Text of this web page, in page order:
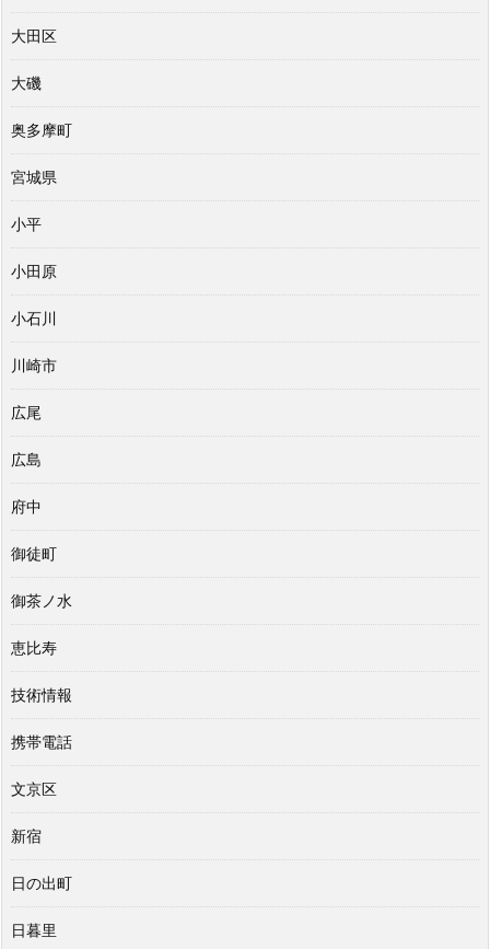
大田区
大磯
奥多摩町
宮城県
小平
小田原
小石川
川崎市
広尾
広島
府中
御徒町
御茶ノ水
恵比寿
技術情報
携帯電話
文京区
新宿
日の出町
日暮里